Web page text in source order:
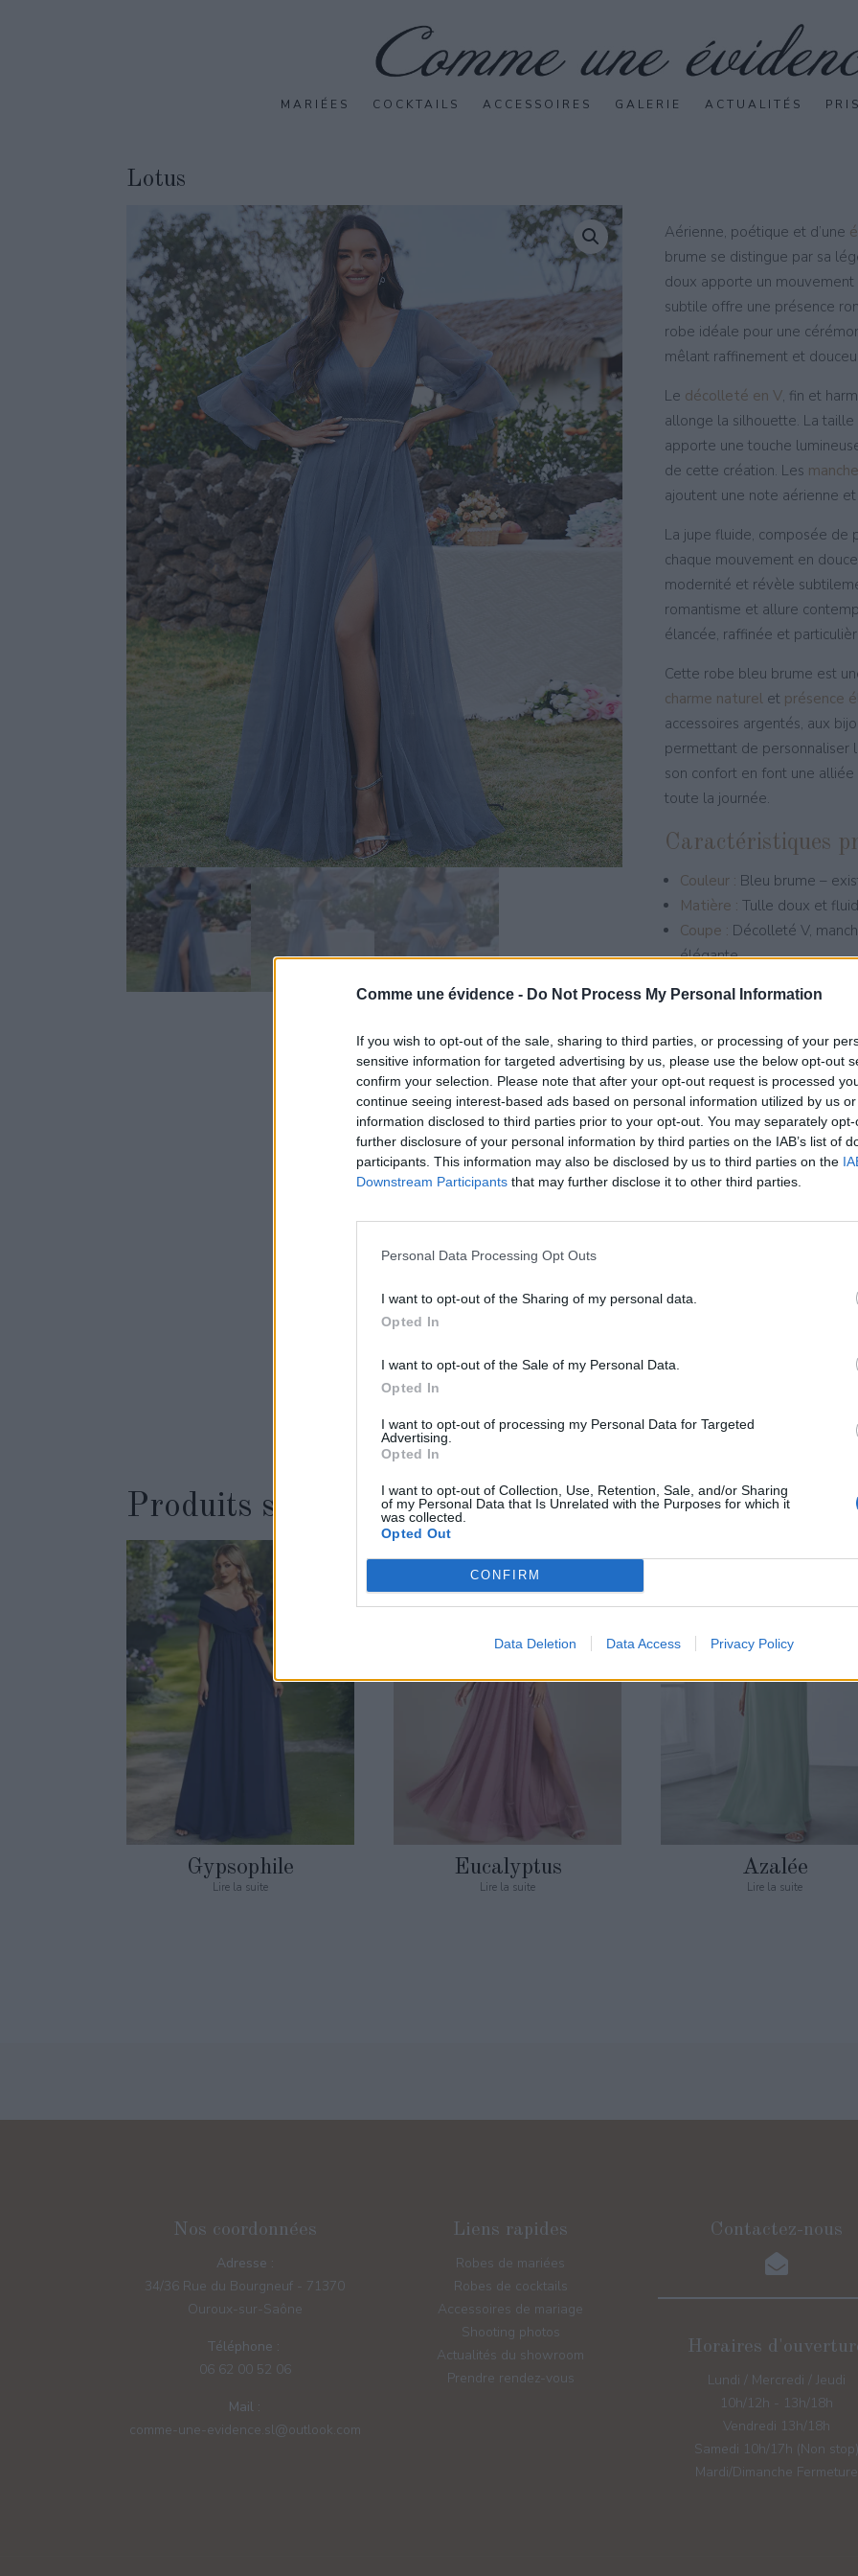
Comme une évidence - Do Not Process My Personal Information
If you wish to opt-out of the sale, sharing to third parties, or processing of your
sensitive information for targeted advertising by us, please use the below opt-out
confirm your selection. Please note that after your opt-out request is processed
continue seeing interest-based ads based on personal information utilized by us
information disclosed to third parties prior to your opt-out. You may separately
further disclosure of your personal information by third parties on the IAB’s list of
participants. This information may also be disclosed by us to third parties on the
Downstream Participants that may further disclose it to other third parties.
Personal Data Processing Opt Outs
I want to opt-out of the Sharing of my personal data.
Opted In
I want to opt-out of the Sale of my Personal Data.
Opted In
I want to opt-out of processing my Personal Data for Targeted
Advertising.
Opted In
I want to opt-out of Collection, Use, Retention, Sale, and/or Sharing
of my Personal Data that Is Unrelated with the Purposes for which it
was collected.
Opted Out
CONFIRM
Data Deletion Data Access Privacy Policy
MARIÉES COCKTAILS ACCESSOIRES GALERIE ACTUALITÉS
Lotus
Aérienne, poétique et d’une
brume se distingue par sa
doux apporte un mouvement
subtile offre une présence
robe idéale pour une
mêlant raffinement et
Le décolleté en V, fin et
allonge la silhouette. La
apporte une touche
de cette création. Les
ajoutent une note aérienne
La jupe fluide, composée de
chaque mouvement en
modernité et révèle
romantisme et allure
élancée, raffinée et
Cette robe bleu brume est
charme naturelet présence
accessoires argentés, aux
permettant de personnaliser
son confort en font une
toute la journée.
Caractéristiques
Couleur : Bleu brume –
Matière : Tulle doux et
Coupe : Décolleté V,
élégante
Style :Romantique, aérien
Au
Grâce à son jeu de
uneféminité douce et
tout en créant un style
Disponible à l’essayage
séduit les clientes venant de
. Une
pour un
chaleureux et élégant.
Produits similaires
Gypsophile
Lire la suite
Eucalyptus
Lire la suite
Azalée
Lire la suite
Nos coordonnées
Adresse :
34/36 Rue du Bourgneuf - 71370
Ouroux-sur-Saône
Téléphone :
06 62 00 52 06
Mail :
comme-une-evidence.sl@outlook.com
Liens rapides
Robes de mariées
Robes de cocktails
Accessoires de mariage
Shooting photos
Actualités du showroom
Prendre rendez-vous
Contactez-nous
Horaires
Lundi / Mercredi / Jeudi
10h/12h - 13h/18h
Vendredi 13h/18h
Samedi 10h/17h (Non stop)
Mardi/Dimanche Fermeture